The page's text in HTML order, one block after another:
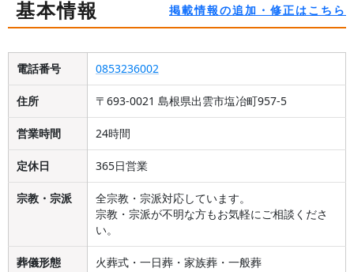
基本情報 掲載情報の追加・修正はこちら
電話番号 0853236002
住所 〒693-0021 島根県出雲市塩冶町957-5
営業時間 24時間
定休日 365日営業
宗教・宗派
全宗教・宗派対応しています。
宗教・宗派が不明な方もお気軽にご相談くださ
い。
葬儀形態 火葬式・一日葬・家族葬・一般葬